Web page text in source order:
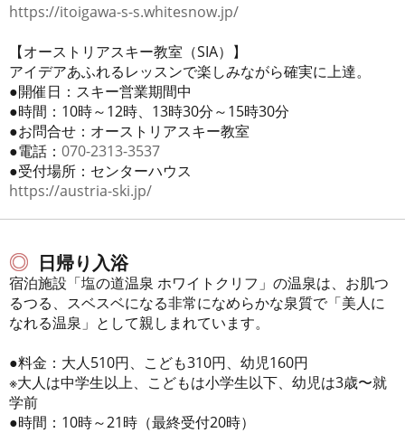
https://itoigawa-s-s.whitesnow.jp/
【オーストリアスキー教室（SIA）】
アイデアあふれるレッスンで楽しみながら確実に上達。
●開催日：スキー営業期間中
●時間：10時～12時、13時30分～15時30分
●お問合せ：オーストリアスキー教室
●電話： 070-2313-3537
●受付場所：センターハウス
https://austria-ski.jp/
日帰り入浴
宿泊施設「塩の道温泉 ホワイトクリフ」の温泉は、お肌つ
るつる、スベスベになる非常になめらかな泉質で「美人に
なれる温泉」として親しまれています。
●料金：大人510円、こども310円、幼児160円
※大人は中学生以上、こどもは小学生以下、幼児は3歳〜就
学前
●時間：10時～21時（最終受付20時）